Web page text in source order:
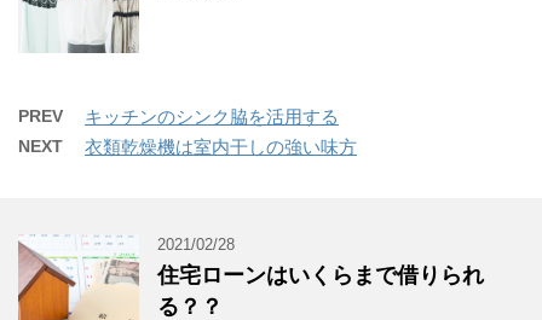
PREV キッチンのシンク脇を活用する
NEXT 衣類乾燥機は室内干しの強い味方
2021/02/28
住宅ローンはいくらまで借りられ
る？？